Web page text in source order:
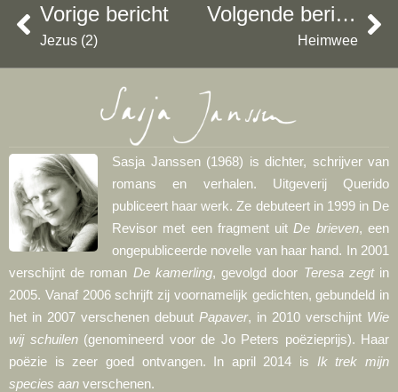
Vorige bericht
Jezus (2)
Volgende bericht
Heimwee
Sasja Janssen (1968) is dichter, schrijver van
romans en verhalen. Uitgeverij Querido
publiceert haar werk. Ze debuteert in 1999 in De
Revisor met een fragment uitDe brieven, een
ongepubliceerde novelle van haar hand. In 2001
verschijnt de roman De kamerling, gevolgd door Teresa zegtin
2005. Vanaf 2006 schrijft zij voornamelijk gedichten, gebundeld in
het in 2007 verschenen debuut Papaver, in 2010 verschijnt Wie
wij schuilen(genomineerd voor de Jo Peters poëzieprijs). Haar
poëzie is zeer goed ontvangen. In april 2014 is Ik trek mijn
species aan verschenen.